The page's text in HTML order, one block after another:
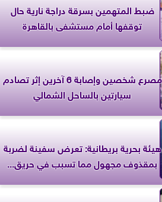
ضبط المتهمين بسرقة دراجة نارية حال
توقفها أمام مستشفى بالقاهرة
مصرع شخصين وإصابة 6 آخرين إثر تصادم
سيارتين بالساحل الشمالي
‎هيئة بحرية بريطانية: تعرض سفينة لضربة
بمقذوف مجهول مما تسبب في حريق...